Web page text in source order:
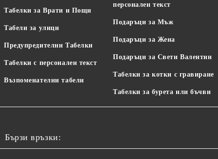
Табелки за Врати и Пощи
Табели за улици
Предупредителни Табелки
Табелки с персонален текст
Възпоменателни табели
персонален текст
Подаръци за Мъж
Подаръци за Жена
Подаръци за Свети Валентин
Табелки за котки с гравиране
Табелки за бурета или бъчви
Бързи връзки: